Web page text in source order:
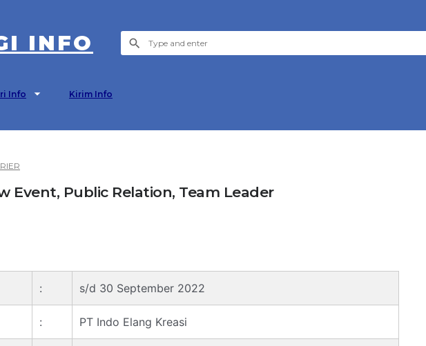
INFO
Info Kirim Info
Event, Public Relation, Team Leader
: s/d 30 September 2022
: PT Indo Elang Kreasi